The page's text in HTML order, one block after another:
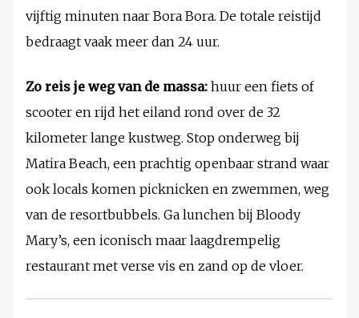
vijftig minuten naar Bora Bora. De totale reistijd
bedraagt vaak meer dan 24 uur.
Zo reis je weg van de massa: huur een fiets of
scooter en rijd het eiland rond over de 32
kilometer lange kustweg. Stop onderweg bij
Matira Beach, een prachtig openbaar strand waar
ook locals komen picknicken en zwemmen, weg
van de resortbubbels. Ga lunchen bij Bloody
Mary’s, een iconisch maar laagdrempelig
restaurant met verse vis en zand op de vloer.